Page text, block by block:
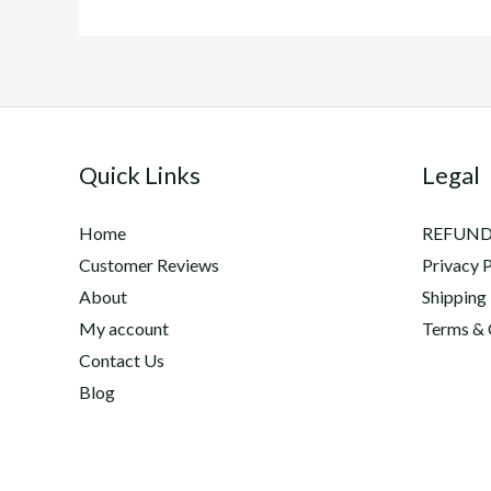
Quick Links
Home
Customer Reviews
About
My account
Contact Us
Blog
Legal
Privacy
Shipping
Terms &